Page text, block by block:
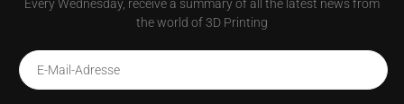
Every Wednesday, receive a summary of all the latest news from
the world of 3D Printing
E-Mail-Adresse